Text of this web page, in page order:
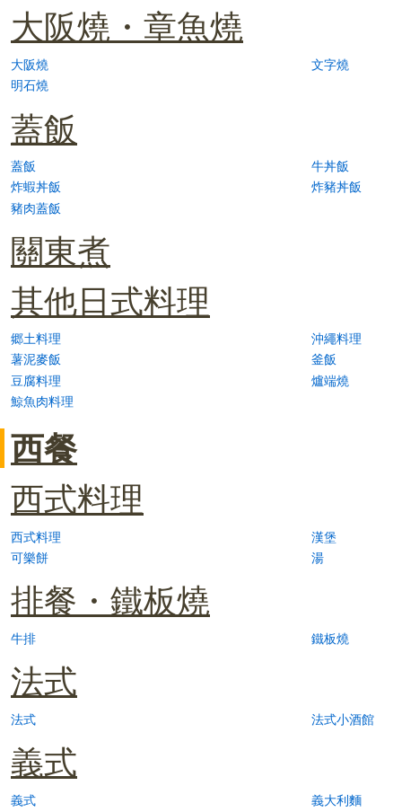
大阪燒・章魚燒
大阪燒
文字燒
明石燒
蓋飯
蓋飯
牛丼飯
炸蝦丼飯
炸豬丼飯
豬肉蓋飯
關東煮
其他日式料理
郷土料理
沖繩料理
薯泥麥飯
釜飯
豆腐料理
爐端燒
鯨魚肉料理
西餐
西式料理
西式料理
漢堡
可樂餅
湯
排餐・鐵板燒
牛排 鐵板燒
法式
法式 法式小酒館
義式
義式 義大利麵